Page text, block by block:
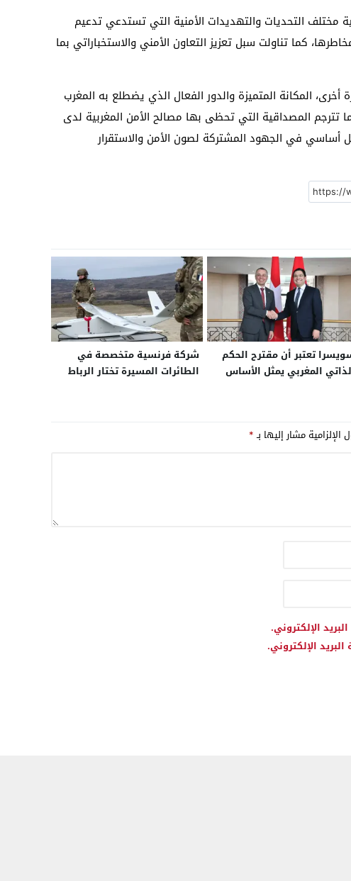
مختلف التحديات والتهديدات الأمنية التي تستدعي تدعيم
كما تناولت سبل تعزيز التعاون الأمني والاستخباراتي بما
أخرى، المكانة المتميزة والدور الفعال الذي يضطلع به المغرب
تترجم المصداقية التي تحظى بها مصالح الأمن المغربية لدى
أساسي في الجهود المشتركة لصون الأمن والاستقرار
تعتبر أن مقترح الحكم
المغربي يمثل الأساس
شركة فرنسية متخصصة في
الطائرات المسيرة تختار الرباط
الإلزامية مشار إليها بـ*
الإلكتروني.
الإلكتروني.